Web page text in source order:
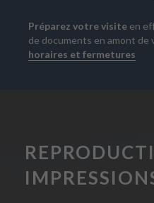
Aller
au
menu
Aller
au
contenu
Aller
à
la
Préparez votre visite en
de documents en amont de
horaires et fermetures